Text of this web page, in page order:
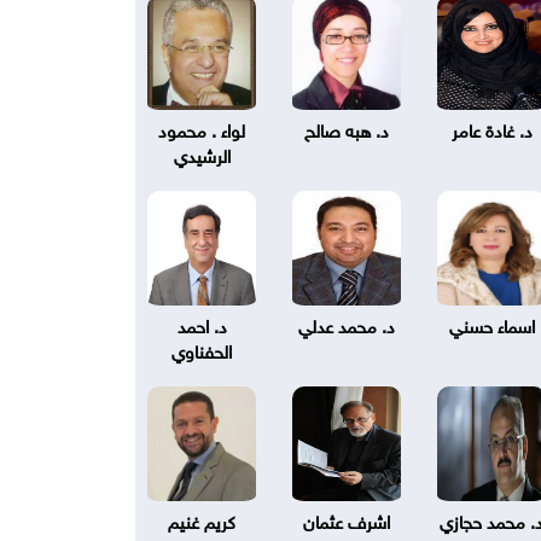
د. غادة عامر د. هبه صالح
لواء . محمود
الرشيدي
اسماء حسني د. محمد عدلي
د. احمد
الحفناوي
محمد حجازي اشرف عثمان كريم غنيم